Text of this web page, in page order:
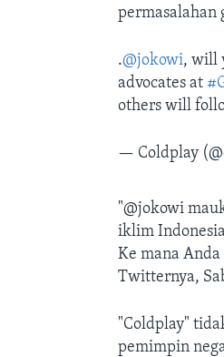
permasalahan
.@jokowi, will
advocates at
others will
— Coldplay
"@jokowi
iklim
Ke mana
Twitternya,
"Coldplay"
pemimpin